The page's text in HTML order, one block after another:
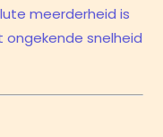
meerderheid is
snelheid